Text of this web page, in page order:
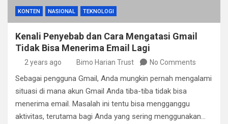
KONTEN NASIONAL TEKNOLOGI
Kenali Penyebab dan Cara Mengatasi Gmail
Tidak Bisa Menerima Email Lagi
2 years ago Bimo Harian Trust No Comments
Sebagai pengguna Gmail, Anda mungkin pernah mengalami
situasi di mana akun Gmail Anda tiba-tiba tidak bisa
menerima email. Masalah ini tentu bisa mengganggu
aktivitas, terutama bagi Anda yang sering menggunakan…